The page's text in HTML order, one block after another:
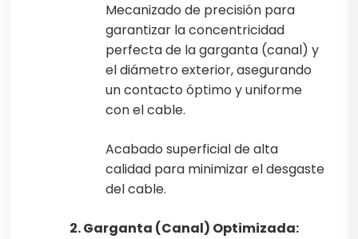
Mecanizado de precisión para
garantizar la concentricidad
perfecta de la garganta (canal) y
el diámetro exterior, asegurando
un contacto óptimo y uniforme
con el cable.
Acabado superficial de alta
calidad para minimizar el desgaste
del cable.
2. Garganta (Canal) Optimizada: